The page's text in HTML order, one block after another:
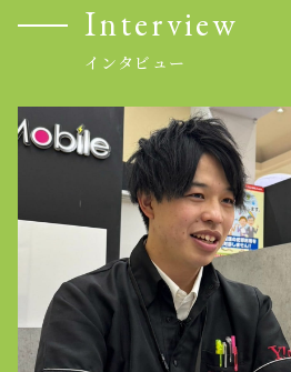
Interview
インタビュー